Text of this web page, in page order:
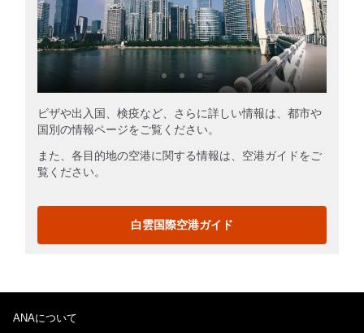
ビザや出入国、検疫など、さらに詳しい情報は、都市や
国別の情報ページをご覧ください。
また、各目的地の空港に関する情報は、空港ガイドをご
覧ください。
白雲国際空港ガイド
ANAについて